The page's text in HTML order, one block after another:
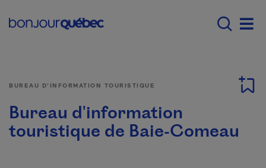
Main navigation -
BUREAU D’INFORMATION TOURISTIQUE
Bureau d'information
touristique de Baie-Comeau